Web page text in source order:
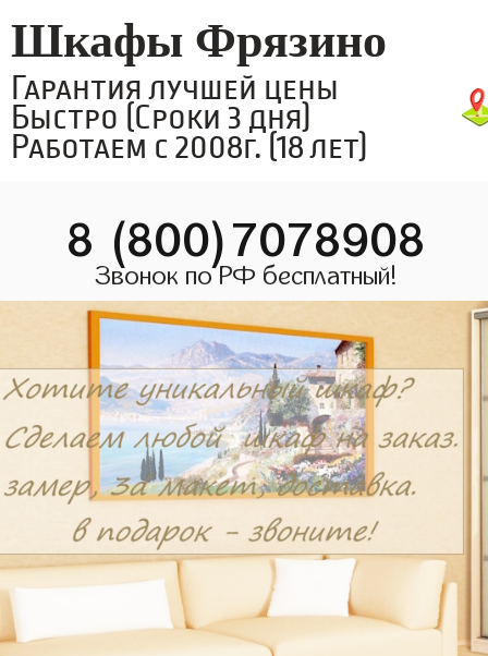
Шкафы Фрязино
Гарантия лучшей цены
Быстро (Сроки 3 дня)
Работаем с 2008г. (18 лет)
8 (800)7078908
Звонок по РФ бесплатный!